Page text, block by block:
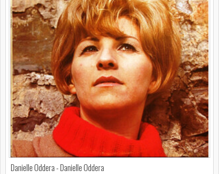
Danielle Oddera - Danielle Oddera